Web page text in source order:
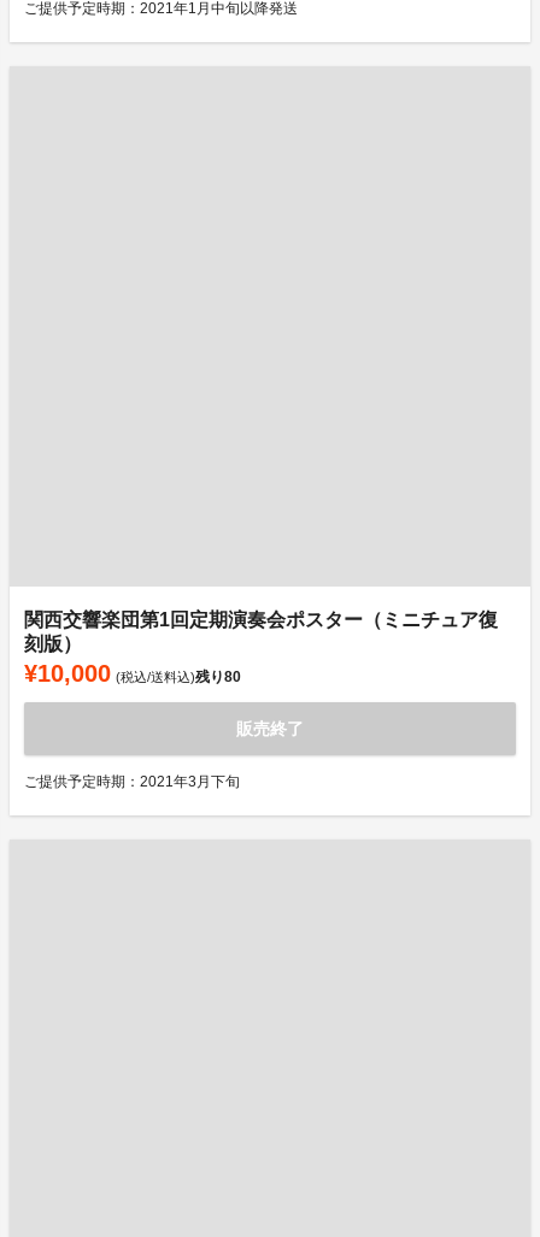
ご提供予定時期：2021年1月中旬以降発送
関西交響楽団第1回定期演奏会ポスター（ミニチュア復
刻版）
¥10,000 (税込/送料込)残り80
販売終了
ご提供予定時期：2021年3月下旬